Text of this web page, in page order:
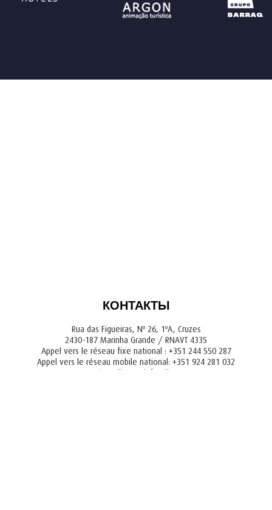
КОНТАКТЫ
Rua das Figueiras, Nº 26, 1ºA, Cruzes
2430-187 Marinha Grande / RNAVT 4335
Appel vers le réseau fixe national : +351 244 550 287
Appel vers le réseau mobile national: +351 924 281 032
tourism@liger.pt
info@liger.pt